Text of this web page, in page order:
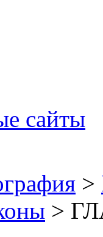
сайты
>
>